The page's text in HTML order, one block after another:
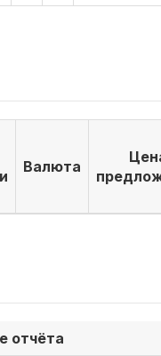
Валюта
отчёта